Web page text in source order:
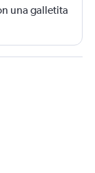
una galletita